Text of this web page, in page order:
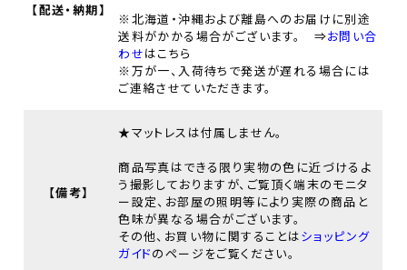
【配送・納期】
※北海道・沖縄および離島へのお届けに別途
送料がかかる場合がございます。 ⇒お問い合
わせはこちら
※万が一、入荷待ちで発送が遅れる場合には
ご連絡させていただきます。
【備考】
★マットレスは付属しません。
商品写真はできる限り実物の色に近づけるよ
う撮影しておりますが、ご覧頂く端末のモニタ
ー設定、お部屋の照明等により実際の商品と
色味が異なる場合がございます。
その他、お買い物に関することはショッピング
ガイドのページをご覧ください。